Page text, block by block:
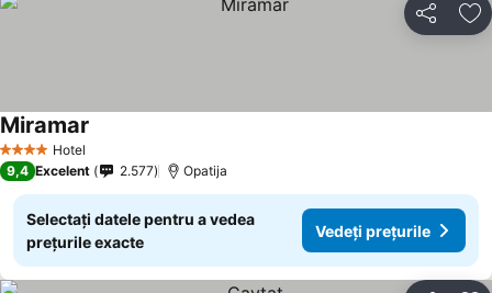
Distribuiți
4 Stele Hotel
Miramar
9,4 Excelent 2.577 Opatija
Selectați datele pentru a vedea
prețurile exacte
Vedeți prețurile